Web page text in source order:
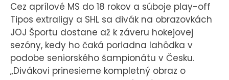
Cez aprílové MS do 18 rokov a súboje play-off
Tipos extraligy a SHL sa divák na obrazovkách
JOJ Športu dostane až k záveru hokejovej
sezóny, kedy ho čaká poriadna lahôdka v
podobe seniorského šampionátu v Česku.
„Divákovi prinesieme kompletný obraz o